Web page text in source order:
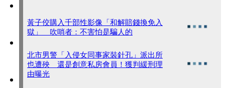
黃子佼購入千部性影像「和解賠錢換免入
獄」 吹哨者：不害怕是騙人的
北市男警「入侵女同事家裝針孔」派出所
也遭殃 還是創意私房會員！獲判緩刑理
由曝光